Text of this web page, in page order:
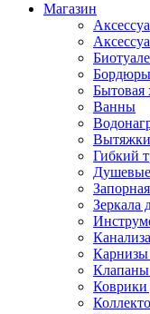
Магазин
Бытовая
Ванны
Гибкий
Зеркала
Карнизы
Коврики